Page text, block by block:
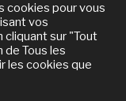
cookies pour vous
vos
sur "Tout
Tous les
les cookies que